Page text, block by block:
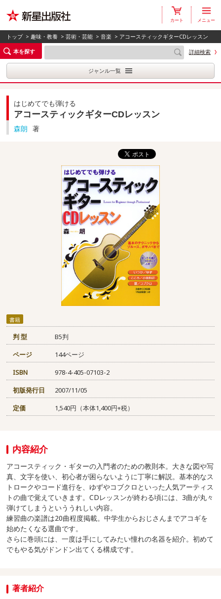
カート メニュー
トップ >趣味・教養 >芸術・芸能 >音楽 > アコースティックギターCDレッスン
本を探す
詳細検索
ジャンル一覧
はじめてでも弾ける
アコースティックギターCDレッスン
森朗 著
書籍
判 型
B5判
ページ
144ページ
ISBN
978-4-405-07103-2
初版発行日
2007/11/05
定価
1,540円（本体1,400円+税）
内容紹介
アコースティック・ギターの入門者のための教則本。大きな図や写
真、文字を使い、初心者が困らないように丁寧に解説。基本的なス
トロークやコード進行を、ゆずやコブクロといった人気アーティス
トの曲で覚えていきます。CDレッスンが終わる頃には、3曲が丸々
弾けてしまうといううれしい内容。
練習曲の楽譜は20曲程度掲載。中学生からおじさんまでアコギを
始めたくなる選曲です。
さらに巻頭には、一度は手にしてみたい憧れの名器を紹介。初めて
でもやる気がドンドン出てくる構成です。
著者紹介